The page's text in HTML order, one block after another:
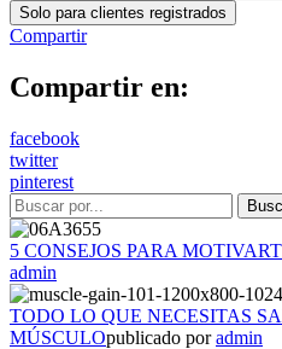
Solo para clientes registrados
Compartir
Compartir en:
facebook
twitter
pinterest
5 CONSEJOS PARA
admin
TODO LO QUE NECESITAS
MÚSCULOpublicado poradmin